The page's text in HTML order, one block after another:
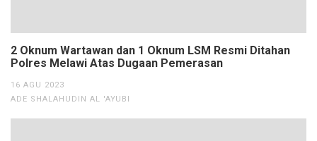
2 Oknum Wartawan dan 1 Oknum LSM Resmi Ditahan
Polres Melawi Atas Dugaan Pemerasan
16 AGU 2023
ADE SHALAHUDIN AL 'AYUBI